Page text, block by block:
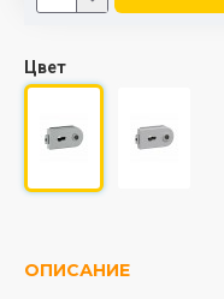
Цвет
ОПИСАНИЕ